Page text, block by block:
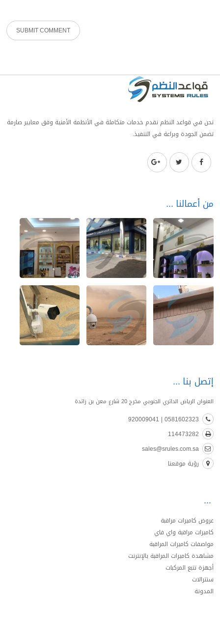
نحن في قواعد النظم نقدم خدمات متكاملة في الأنظمة الأمنية وفق معايير صارمة
تضمن الجودة وبراعة في التنفيذ.
من أعمالنا
إتصل بنا
العنوان الرياض الدائري الجنوبي مخرج 20 شارع معن بن زائدة
0581602323 | 920009041
114473282
sales@srules.com.sa
رؤية موقعنا
عروض كاميرات مراقبة
كاميرات مراقبة واي فاي
مواصفات كاميرات المراقبة
مشاهدة كاميرات المراقبة بالإنترنت
أجهزة تتبع المركبات
سنترالات
المدونة